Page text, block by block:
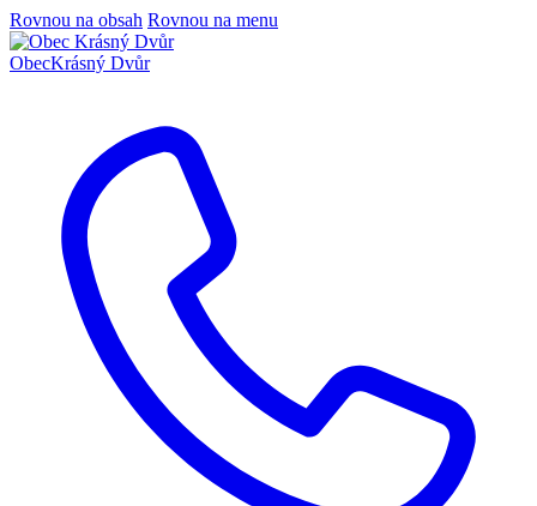
Rovnou na obsah Rovnou na menu
ObecKrásný Dvůr